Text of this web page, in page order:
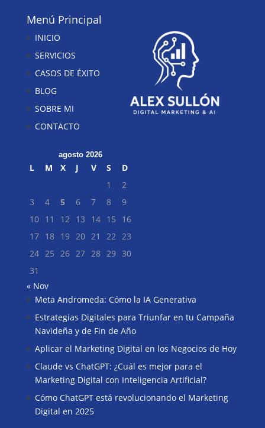
Menú Principal
INICIO
SERVICIOS
CASOS DE ÉXITO
BLOG
SOBRE MI
CONTACTO
agosto 2026
L M X J V S
D
1
2
3
4 5 6 7 8
9
10 11 12 13 14 15
16
17 18 19 20 21 22 23
24 25 26 27 28 29 30
31
« Nov
Meta Andromeda: Cómo la IA Generativa
Estrategias Digitales para Triunfar en tu Campaña
Navideña y de Fin de Año
Aplicar el Marketing Digital en los Negocios de Hoy
Claude vs ChatGPT: ¿Cuál es mejor para el
Marketing Digital con Inteligencia Artificial?
Cómo ChatGPT está revolucionando el Marketing
Digital en 2025